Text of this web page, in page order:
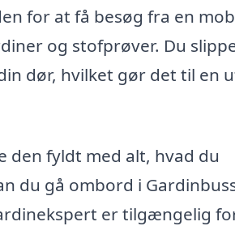
for at få besøg fra en
og stofprøver. Du
dør, hvilket gør det til en
den fyldt med alt, hvad du
du gå ombord i
er tilgængelig